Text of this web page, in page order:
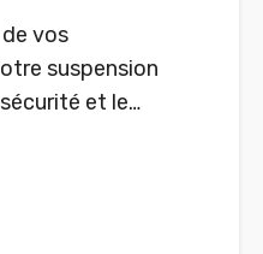
vos
suspension
et le